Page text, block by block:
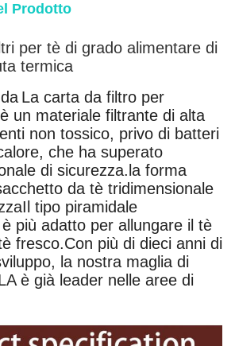
Prodotto
per tè di grado alimentare di
termica
La carta da filtro per
un materiale filtrante di alta
non tossico, privo di batteri
che ha superato
di sicurezza.la forma
da tè tridimensionale
tipo piramidale
più adatto per allungare il tè
fresco.Con più di dieci anni di
la nostra maglia di
è già leader nelle aree di